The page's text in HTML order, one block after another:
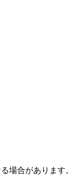
場合があります。